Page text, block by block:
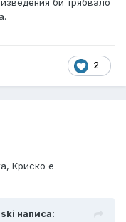
би трябвало
2
Криско е
написа: